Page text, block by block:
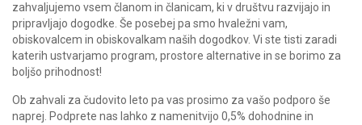
zahvaljujemo vsem članom in članicam, ki v društvu razvijajo in
pripravljajo dogodke. Še posebej pa smo hvaležni vam,
obiskovalcem in obiskovalkam naših dogodkov. Vi ste tisti zaradi
katerih ustvarjamo program, prostore alternative in se borimo za
boljšo prihodnost!
Ob zahvali za čudovito leto pa vas prosimo za vašo podporo še
naprej. Podprete nas lahko z namenitvijo 0,5% dohodnine in